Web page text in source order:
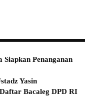
Penanganan
Yasin
Bacaleg DPD RI